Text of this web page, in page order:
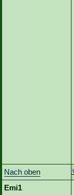
Nach oben
Emi1